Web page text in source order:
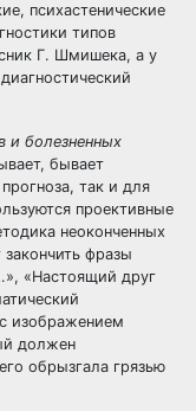
психастенические
типов
Г. Шмишека, а у
и болезненных
бывает
так и для
проективные
неоконченных
фразы
«Настоящий друг
изображением
должен
обрызгала грязью